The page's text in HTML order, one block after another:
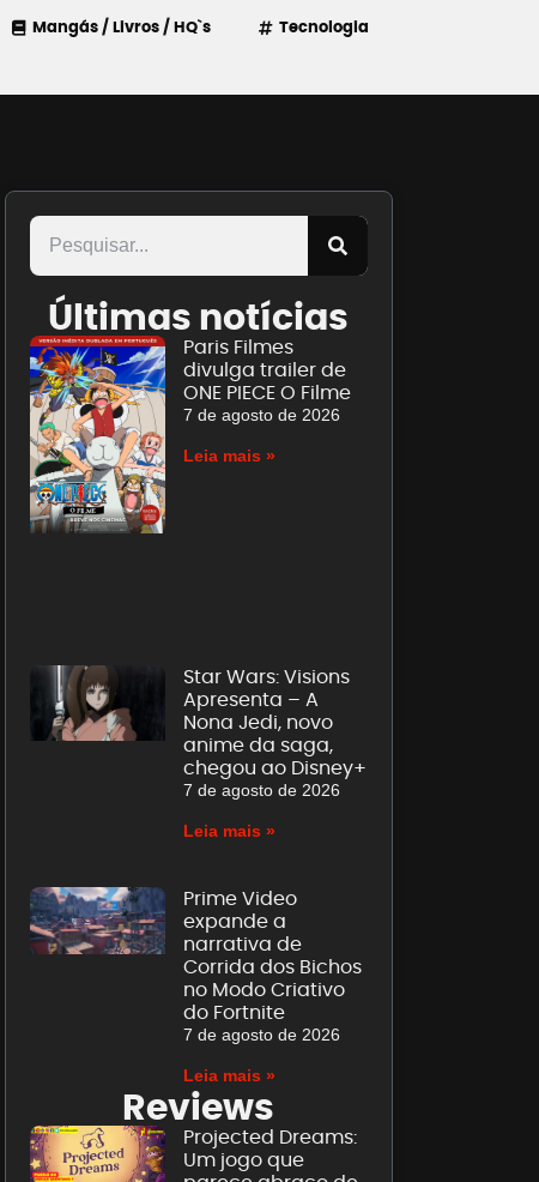
Mangás / Livros / HQ`s Tecnologia
Últimas notícias
Paris Filmes
divulga trailer de
ONE PIECE O Filme
7 de agosto de 2026
Leia mais »
Star Wars: Visions
Apresenta – A
Nona Jedi, novo
anime da saga,
chegou ao Disney+
7 de agosto de 2026
Leia mais »
Prime Video
expande a
narrativa de
Corrida dos Bichos
no Modo Criativo
do Fortnite
7 de agosto de 2026
Leia mais »
Reviews
Projected Dreams:
Um jogo que